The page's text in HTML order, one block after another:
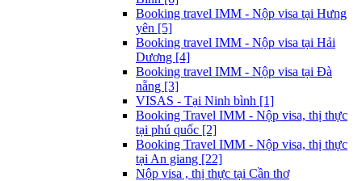
Booking travel IMM - Nộp visa tại Hưng
yên [5]
Booking travel IMM - Nộp visa tại Hải
Dương [4]
Booking travel IMM - Nộp visa tại Đà
nẵng [3]
VISAS - Tại Ninh bình [1]
Booking Travel IMM - Nộp visa, thị thực
tại phú quốc [2]
Booking Travel IMM - Nộp visa, thị thực
tại An giang [22]
Nộp visa , thị thực tại Cần thơ